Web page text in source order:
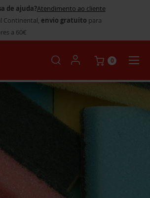
de ajuda?Atendimento ao cliente
Continental, envio gratuito para
a 60€
0